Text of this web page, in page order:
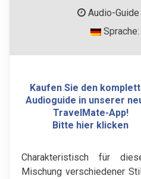
Audio-
Kaufen Sie den
Audioguide in unserer
TravelMate-App!
Bitte hier klicken
Charakteristisch für
Mischung verschiedener